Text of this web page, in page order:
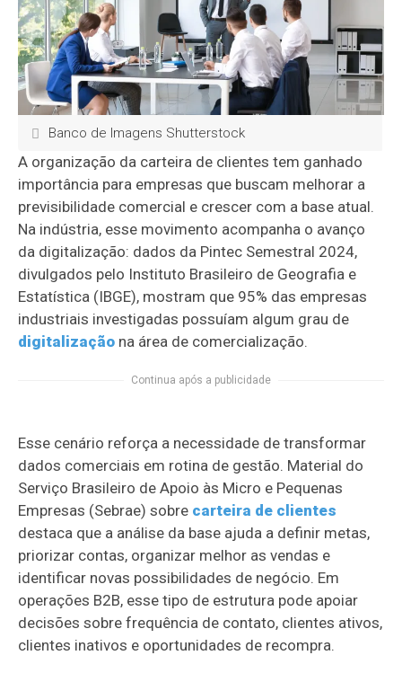
Banco de Imagens Shutterstock
A organização da carteira de clientes tem ganhado
importância para empresas que buscam melhorar a
previsibilidade comercial e crescer com a base atual.
Na indústria, esse movimento acompanha o avanço
da digitalização: dados da Pintec Semestral 2024,
divulgados pelo Instituto Brasileiro de Geografia e
Estatística (IBGE), mostram que 95% das empresas
industriais investigadas possuíam algum grau de
digitalização na área de comercialização.
Continua após a publicidade
Esse cenário reforça a necessidade de transformar
dados comerciais em rotina de gestão. Material do
Serviço Brasileiro de Apoio às Micro e Pequenas
Empresas (Sebrae) sobre carteira de clientes
destaca que a análise da base ajuda a definir metas,
priorizar contas, organizar melhor as vendas e
identificar novas possibilidades de negócio. Em
operações B2B, esse tipo de estrutura pode apoiar
decisões sobre frequência de contato, clientes ativos,
clientes inativos e oportunidades de recompra.